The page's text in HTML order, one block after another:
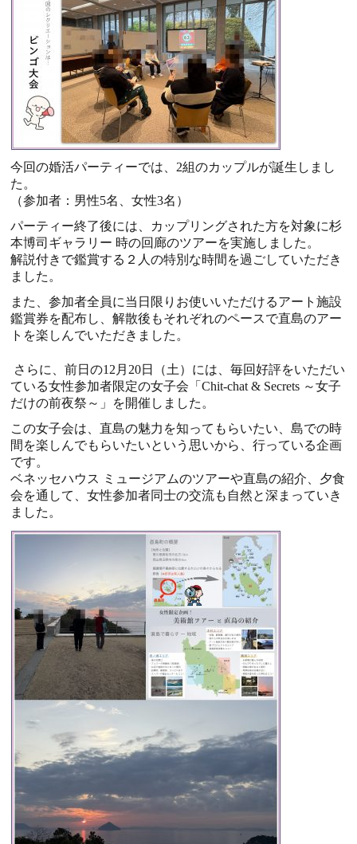
今回の婚活パーティーでは、 2組のカップルが誕生しまし
た。
（参加者：男性5名、女性3名）
パーティー終了後には、カップリングされた方を対象に杉
本博司ギャラリー 時の回廊のツアーを実施しました。
解説付きで鑑賞する２人の特別な時間を過ごしていただき
ました。
また、参加者全員に当日限りお使いいただけるアート施設
鑑賞券を配布し、解散後もそれぞれのペースで直島のアー
トを楽しんでいただきました。
さらに、前日の12 月 20日（土）には、毎回好評をいただい
ている女性参加者限定の女子会 「Chit-chat & Secrets ～女子
だけの前夜祭～」を開催しました。
この女子会は、直島の魅力を知ってもらいたい、島での時
間を楽しんでもらいたいという思いから、行っている企画
です。
ベネッセハウス ミュージアムのツアーや直島の紹介、夕食
会を通して、女性参加者同士の交流も自然と深まっていき
ました。